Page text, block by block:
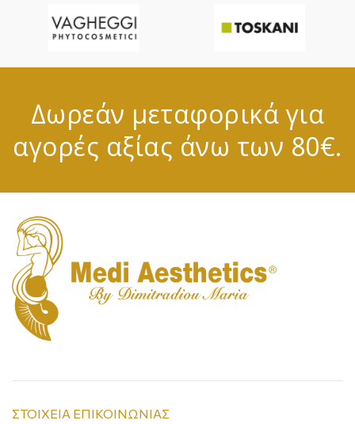
Δωρεάν μεταφορικά για
αγορές αξίας άνω των 80€.
ΣΤΟΙΧΕΙΑ ΕΠΙΚΟΙΝΩΝΙΑΣ